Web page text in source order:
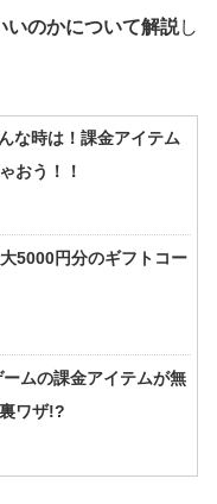
いのかについて解説し
な時は！課金アイテム
おう！！
5000円分のギフトコー
ームの課金アイテムが無
ワザ!?